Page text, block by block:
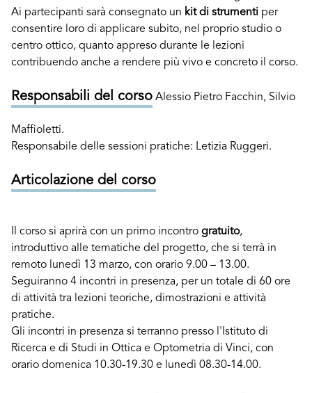
Ai partecipanti sarà consegnato un kit di strumenti per
consentire loro di applicare subito, nel proprio studio o
centro ottico, quanto appreso durante le lezioni
contribuendo anche a rendere più vivo e concreto il corso.
Responsabili del corso Alessio Pietro Facchin, Silvio
Maffioletti.
Responsabile delle sessioni pratiche: Letizia Ruggeri.
Articolazione del corso
Il corso si aprirà con un primo incontro gratuito,
introduttivo alle tematiche del progetto, che si terrà in
remoto lunedì 13 marzo, con orario 9.00 – 13.00.
Seguiranno 4 incontri in presenza, per un totale di 60 ore
di attività tra lezioni teoriche, dimostrazioni e attività
pratiche.
Gli incontri in presenza si terranno presso l'Istituto di
Ricerca e di Studi in Ottica e Optometria di Vinci, con
orario domenica 10.30-19.30 e lunedì 08.30-14.00.